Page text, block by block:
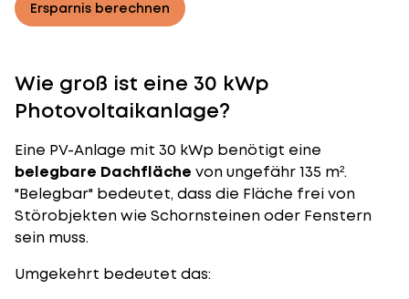
Ersparnis berechnen
Wie groß ist eine 30 kWp
Photovoltaikanlage?
Eine PV-Anlage mit 30 kWp benötigt eine
belegbare Dachfläche von ungefähr 135 m².
"Belegbar" bedeutet, dass die Fläche frei von
Störobjekten wie Schornsteinen oder Fenstern
sein muss.
Umgekehrt bedeutet das: